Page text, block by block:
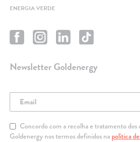
ENERGIA VERDE
Newsletter Goldenergy
Concordo com a recolha e tratamento dos
Goldenergy nos termos definidos napolítica